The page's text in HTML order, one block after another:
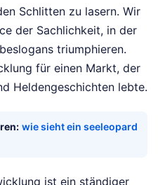
Schlitten zu lasern. Wir
der Sachlichkeit, in der
triumphieren.
für einen Markt, der
Heldengeschichten lebte.
wie sieht ein seeleopard
ist ein ständiger